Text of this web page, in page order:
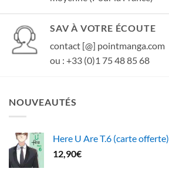
SAV À VOTRE ÉCOUTE
contact [@] pointmanga.com
ou : +33 (0)1 75 48 85 68
NOUVEAUTÉS
Here U Are T.6 (carte offerte)
12,90€